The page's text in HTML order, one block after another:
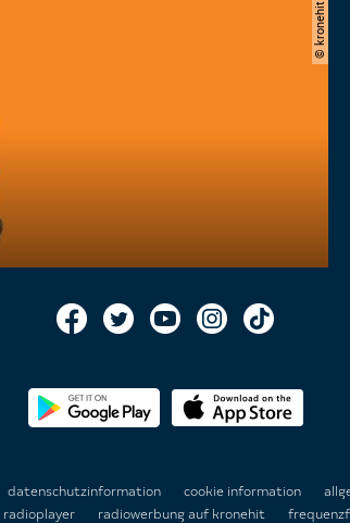
© kronehit
datenschutzinformation cookie information
radioplayer radiowerbung auf kronehit